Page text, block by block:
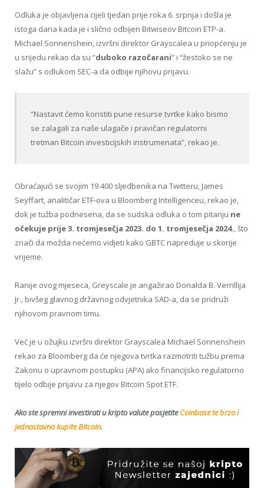
Odluka je objavljena cijeli tjedan prije roka 6. srpnja i došla je
istoga dana kada je i slično odbijen Bitwiseov Bitcoin ETP-a.
Michael Sonnenshein, izvršni direktor Grayscalea u priopćenju je
u srijedu rekao da su “duboko razočarani” i “žestoko se ne
slažu” s odlukom SEC-a da odbije njihovu prijavu.
“Nastavit ćemo koristiti pune resurse tvrtke kako bismo
se zalagali za naše ulagače i pravičan regulatorni
tretman Bitcoin investicijskih instrumenata”, rekao je.
Obraćajući se svojim 19.400 sljedbenika na Twitteru, James
Seyffart, analitičar ETF-ova u Bloomberg Intelligenceu, rekao je,
dok je tužba podnesena, da se sudska odluka o tom pitanju ne
očekuje prije 3. tromjesečja 2023. do 1. tromjesečja 2024. , što
znači da možda nećemo vidjeti kako GBTC napreduje u skorije
vrijeme.
Ranije ovog mjeseca, Greyscale je angažirao Donalda B. Verrillija
Jr., bivšeg glavnog državnog odvjetnika SAD-a, da se pridruži
njihovom pravnom timu.
Već je u ožujku izvršni direktor Grayscalea Michael Sonnenshein
rekao za Bloomberg da će njegova tvrtka razmotriti tužbu prema
Zakonu o upravnom postupku (APA) ako financijsko regulatorno
tijelo odbije prijavu za njegov Bitcoin Spot ETF.
Ako ste spremni investirati u kripto valute posjetiteCoinbase te brzo i
jednostavno kupite Bitcoin.